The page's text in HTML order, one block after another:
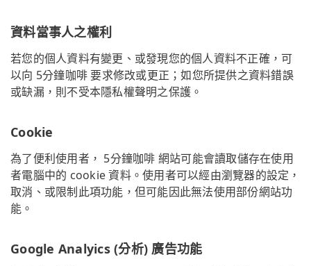
資料當事人之權利
若您的個人資料有變更、或發現您的個人資料不正確，可
以向 5分鐘咖啡 要求修改或更正；如您所提供之資料錯誤
或缺漏，則不受本隱私權聲明之保護。
Cookie
為了便利使用者， 5分鐘咖啡 網站可能會讀取儲存在使用
者電腦中的 cookie 資料。使用者可以經由瀏覽器的設定，
取消、或限制此項功能，但可能因此無法使用部份網站功
能。
Google Analyics (分析) 廣告功能